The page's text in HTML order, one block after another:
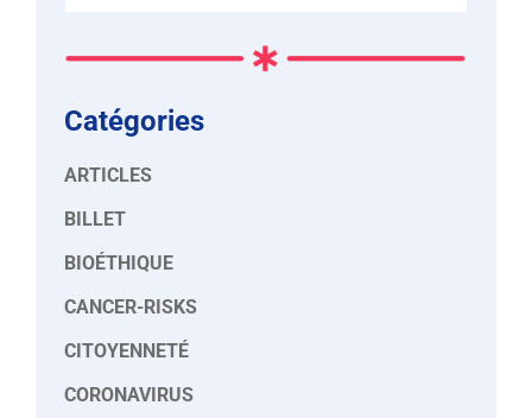
Catégories
ARTICLES
BILLET
BIOÉTHIQUE
CANCER-RISKS
CITOYENNETÉ
CORONAVIRUS